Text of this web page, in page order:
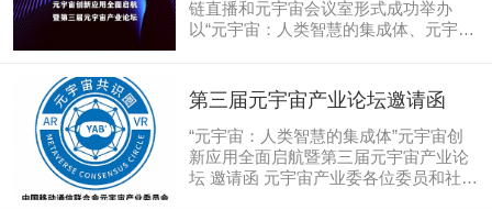
链直播和元宇宙会议室形式成功举办
以“元宇宙：人类智慧的集成体、元宇宙
第三届元宇宙产业论坛邀请函
“元宇宙：人类智慧的集成体”元宇宙创
新应用全面启航暨第三届元宇宙产业论
坛 邀请函 元宇宙产业委各位委员和社会